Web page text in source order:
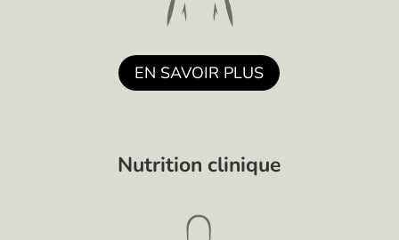
EN SAVOIR PLUS
Nutrition clinique